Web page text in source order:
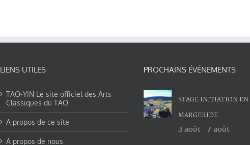
LIENS UTILES
TAO-YIN Le site officiel des Arts
Classiques du TAO
A propos de ce site
A propos de nous
PROCHAINS ÉVÉNEMENTS
STAGE INITIATION EN
MARGERIDE
3 août -7 août